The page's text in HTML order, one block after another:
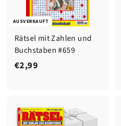
AUSVERKAUFT
Rätsel mit Zahlen und
Buchstaben #659
€2,99
9
9